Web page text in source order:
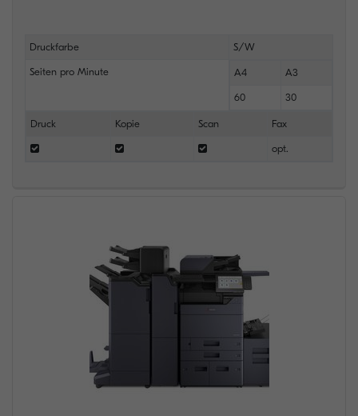
Druckfarbe S/W
Seiten pro Minute A4 A3
60 30
Druck Kopie Scan Fax
opt.